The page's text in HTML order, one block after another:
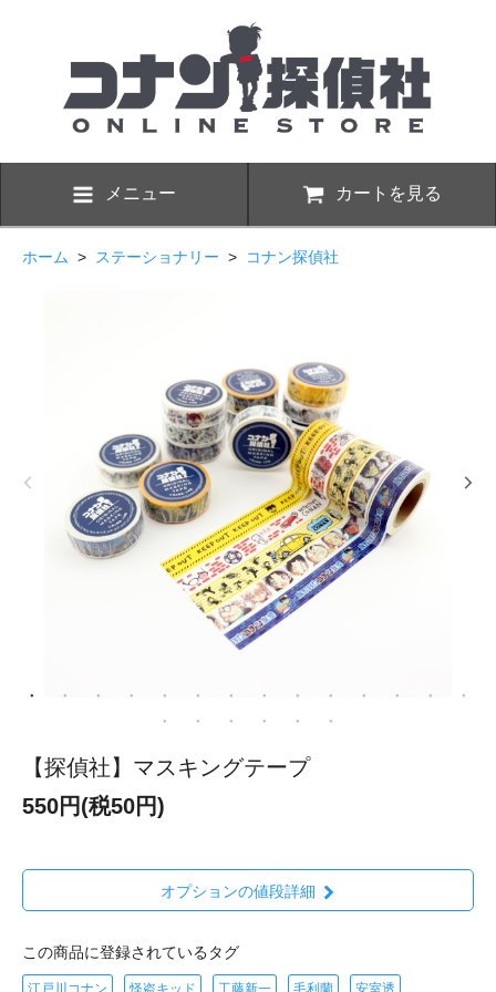
メニュー カートを見る
ホーム > ステーショナリー > コナン探偵社
【探偵社】マスキングテープ
550円(税50円)
オプションの値段詳細
この商品に登録されているタグ
江戸川コナン 怪盗キッド 工藤新一 毛利蘭 安室透